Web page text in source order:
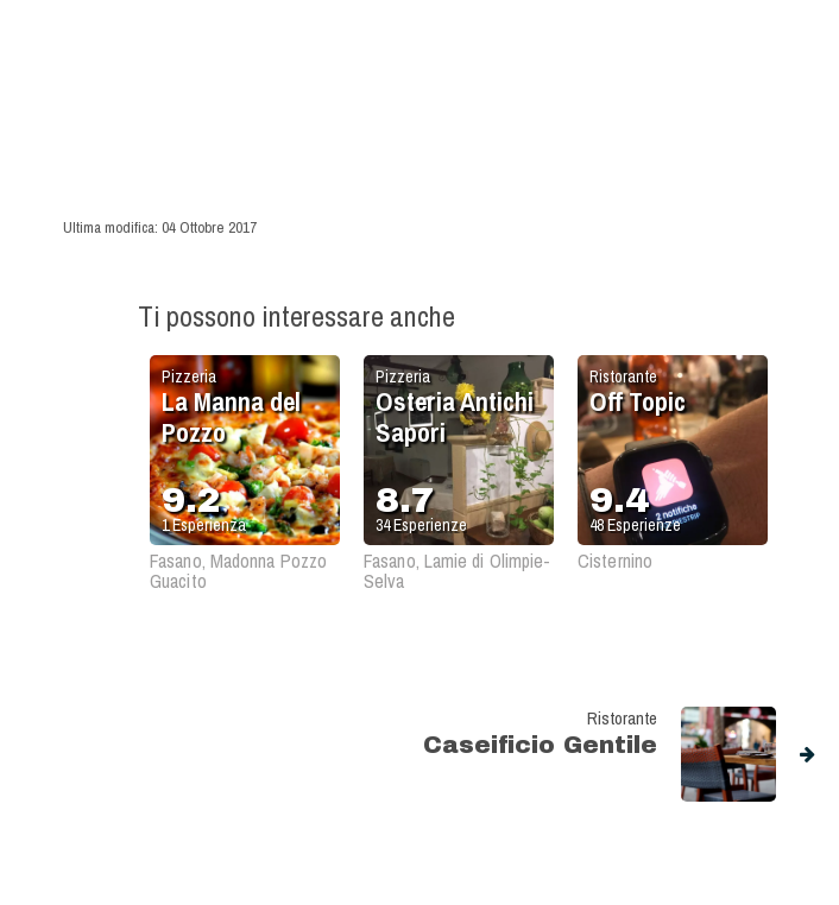
Ultima modifica: 04 Ottobre 2017
Ti possono interessare anche
Ristorante
Off Topic
9.4
48Esperienze
Cisternino
Pizzeria
Osteria Antichi
Sapori
8.7
34Esperienze
Fasano, Lamie di Olimpie-
Selva
Pizzeria
La Manna del
Pozzo
9.2
1Esperienza
Fasano, Madonna Pozzo
Guacito
Ristorante
Caseificio Gentile